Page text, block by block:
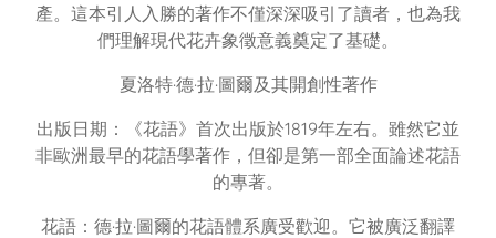
產。這本引人入勝的著作不僅深深吸引了讀者，也為我
們理解現代花卉象徵意義奠定了基礎。
夏洛特·德·拉·圖爾及其開創性著作
出版日期：《花語》首次出版於1819年左右。雖然它並
非歐洲最早的花語學著作，但卻是第一部全面論述花語
的專著。
花語：德·拉·圖爾的花語體系廣受歡迎。它被廣泛翻譯